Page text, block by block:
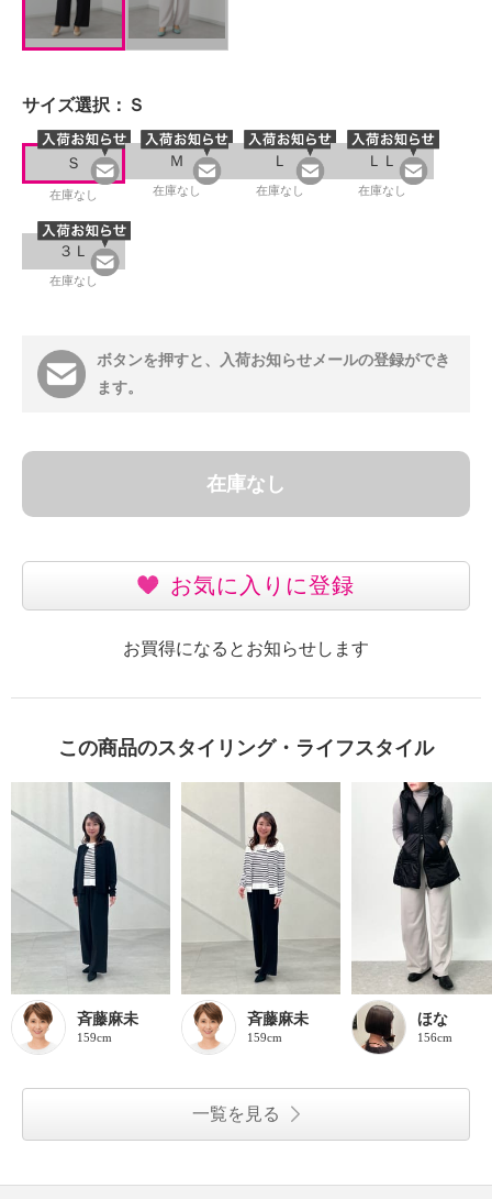
サイズ選択： Ｓ
Ｓ
在庫なし
Ｍ
在庫なし
Ｌ
在庫なし
ＬＬ
在庫なし
３Ｌ
在庫なし
ボタンを押すと、入荷お知らせメールの登録ができ
ます。
在庫なし
お気に入りに登録
お買得になるとお知らせします
この商品のスタイリング・ライフスタイル
斉藤麻未
159cm
斉藤麻未
159cm
ほな
156cm
一覧を見る